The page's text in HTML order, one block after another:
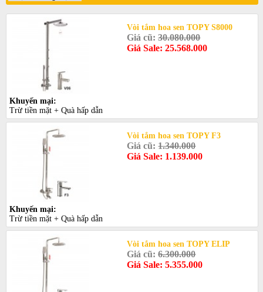
Vòi tắm hoa sen TOPY S8000
Giá cũ:30.080.000
Giá Sale: 25.568.000
Khuyến mại:
Trừ tiền mặt + Quà hấp dẫn
Vòi tắm hoa sen TOPY F3
Giá cũ:1.340.000
Giá Sale: 1.139.000
Khuyến mại:
Trừ tiền mặt + Quà hấp dẫn
Vòi tắm hoa sen TOPY ELIP
Giá cũ:6.300.000
Giá Sale: 5.355.000